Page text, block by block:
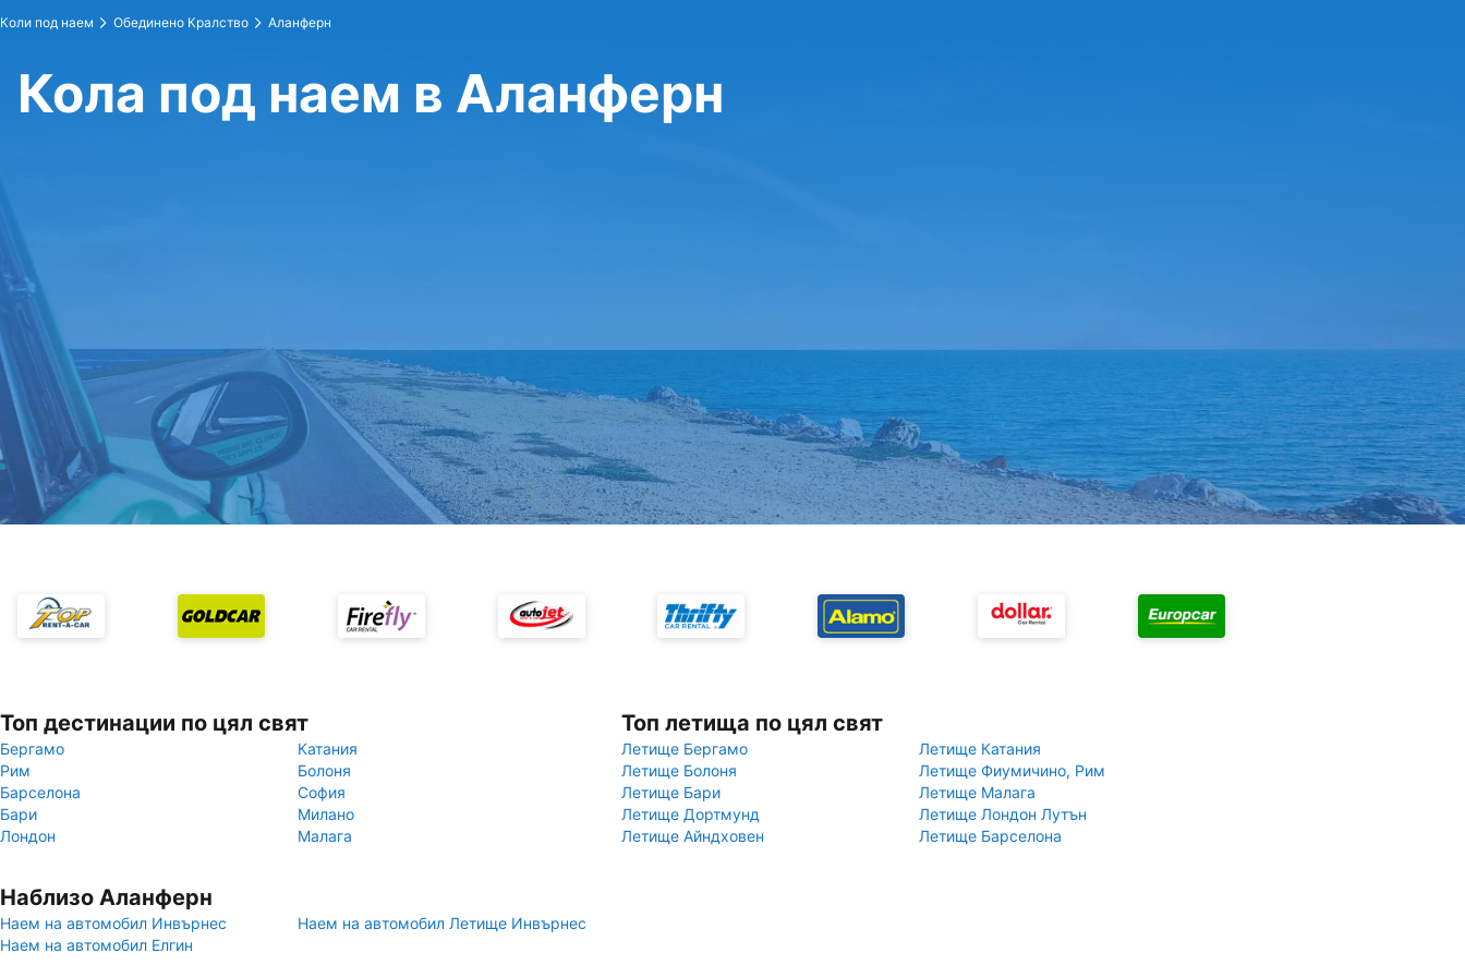
Коли под наем Обединено Кралство Аланферн
Кола под наем в Аланферн
Топ дестинации по цял свят
Бергамо
Катания
Рим
Болоня
Барселона
София
Бари
Милано
Лондон
Малага
Топ летища по цял свят
Летище Бергамо
Летище Катания
Летище Болоня
Летище Фиумичино, Рим
Летище Бари
Летище Малага
Летище Дортмунд
Летище Лондон Лутън
Летище Айндховен
Летище Барселона
Наблизо Аланферн
Наем на автомобил Инвърнес
Наем на автомобил Летище Инвърнес
Наем на автомобил Елгин